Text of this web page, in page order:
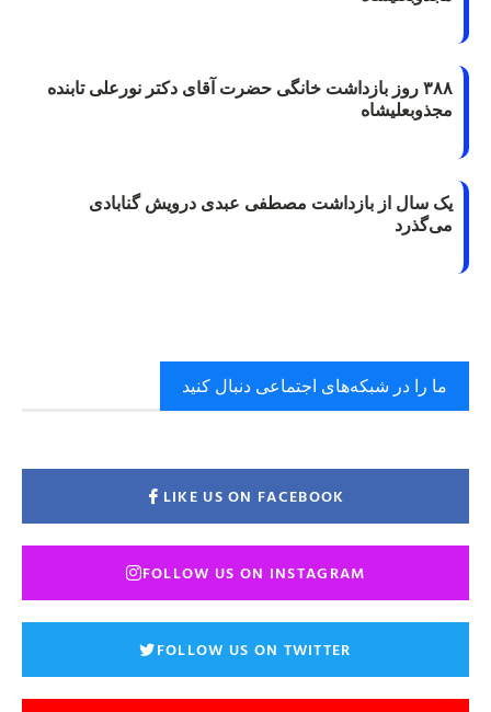
۳۸۸ روز بازداشت خانگی حضرت آقای دکتر نورعلی تابنده
مجذوبعلیشاه
یک سال از بازداشت مصطفی عبدی درویش گنابادی
می‌گذرد
ما را در شبکه‌های اجتماعی دنبال کنید
LIKE US ON FACEBOOK
FOLLOW US ON INSTAGRAM
FOLLOW US ON TWITTER